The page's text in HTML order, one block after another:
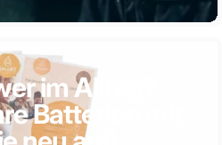
im Alltag?
Batterien mit